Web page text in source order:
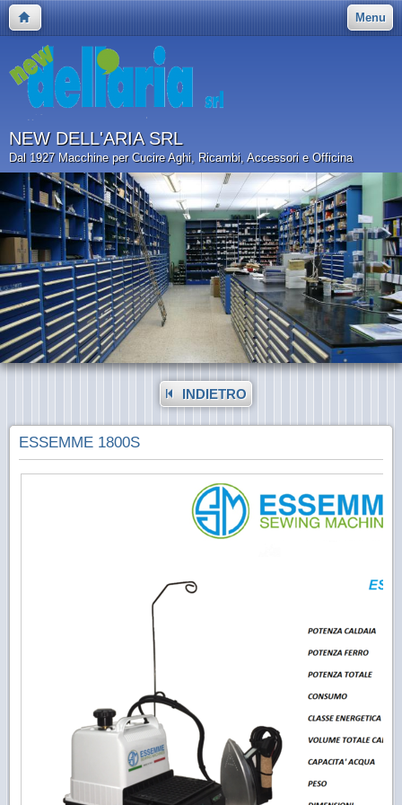
Menu
NEW DELL'ARIA SRL
Dal 1927 Macchine per Cucire Aghi, Ricambi, Accessori e Officina
INDIETRO
ESSEMME 1800S